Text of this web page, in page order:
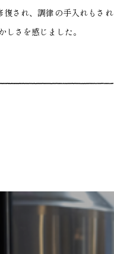
され、調律の手入れもされ
さを感じました。